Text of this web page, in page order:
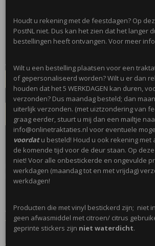
het feest; 10 stuks
€ 1,25 (inclusief btw 21%)
Op voorraad- Levertijd 5 werkdagen
Aantal
IN WINKELWAGEN
Omschrijving
Leuke stickers in de vorm van een medaille, met
het feest.
Afmeting; 41 x 56 mm
Reacties
Houdt u rekening met de feestdagen? Op
PostNL niet. Dus kan het zien dat het langer
bestellingen heeft ontvangen. Voor meer
Wilt u een bestelling plaatsen voor een
of gepersonaliseerd worden? Wilt u er dan
houden dat het 5 WERKDAGEN kan duren,
verzonden? Dus maandag besteld; dan
uiterlijk verzonden. (met uiztzondering van
graag eerder, stuurt u mij dan een mailtje
info@onlinetraktaties.nl voor eventuele
voordatu besteld! Houd u ook rekening met
de komende tijd voor de deur staan. Op
niet! Voor alle onbestickerde en ongevulde
werkdagen (maandag tot en met vrijdag)
werkdagen!
Producten die met vinyl bestickerd zijn; niet
geen afwasmiddel met citroen/ citrus
geprinte stickers zijn niet waterdicht.